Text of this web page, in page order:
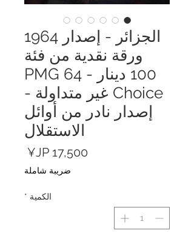
الجزائر - إصدار 1964
ورقة نقدية من فئة
100 دينار - PMG 64
Choice غير متداولة -
إصدار نادر من أوائل
الاستقلال
ضريبة شاملة
الكمية *